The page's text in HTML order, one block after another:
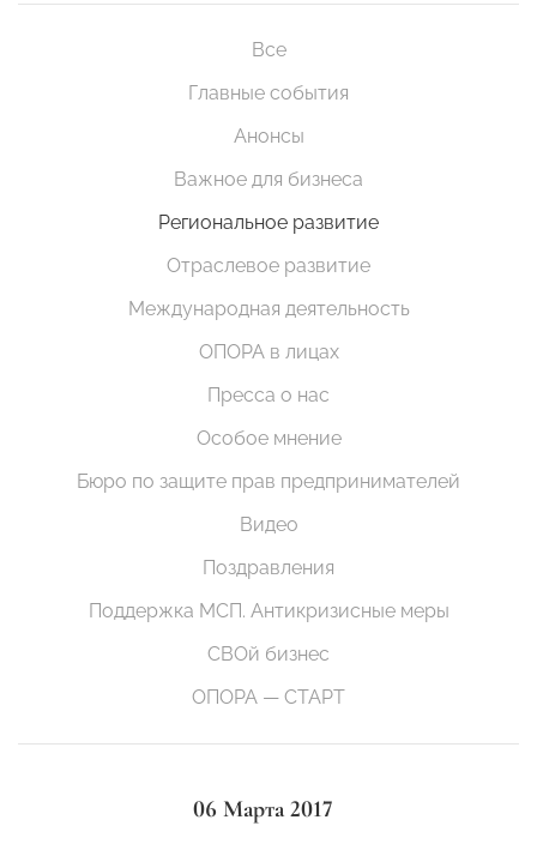
Все
Главные события
Анонсы
Важное для бизнеса
Региональное развитие
Отраслевое развитие
Международная деятельность
ОПОРА в лицах
Пресса о нас
Особое мнение
Бюро по защите прав предпринимателей
Видео
Поздравления
Поддержка МСП. Антикризисные меры
СВОй бизнес
ОПОРА — СТАРТ
06 Марта 2017